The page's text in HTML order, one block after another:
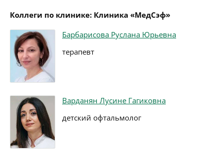
Коллеги по клинике: Клиника «МедСэф»
Барбарисова Руслана Юрьевна
терапевт
Варданян Лусине Гагиковна
детский офтальмолог